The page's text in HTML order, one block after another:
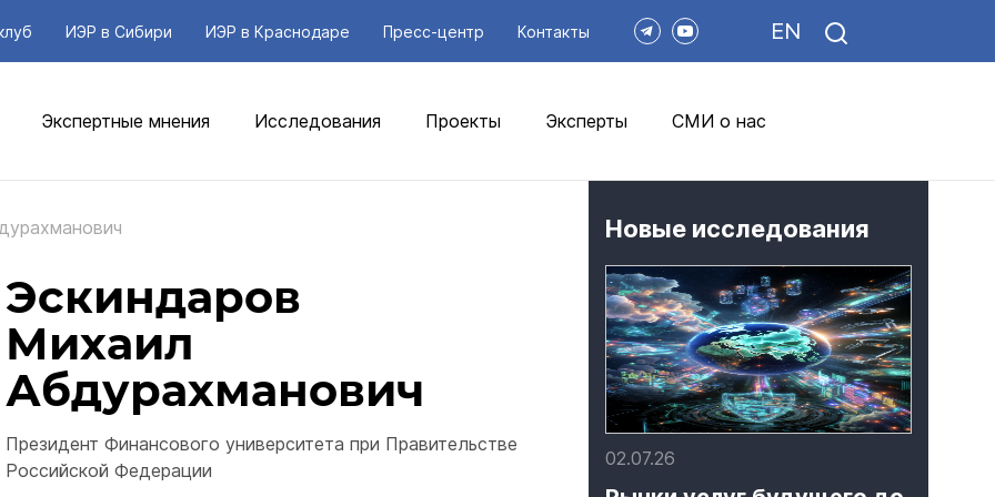
ИЭР в Сибири ИЭР в Краснодаре Пресс-центр Контакты EN
Экспертные мнения Исследования Проекты Эксперты СМИ о нас
Эскиндаров
Михаил
Абдурахманович
Президент Финансового университета при Правительстве
Российской Федерации
Новые исследования
02.07.26